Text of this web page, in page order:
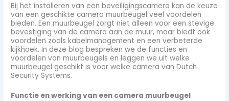
Bij het installeren van een beveiligingscamera kan de keuze
van een geschikte camera muurbeugel veel voordelen
bieden. Een muurbeugel zorgt niet alleen voor een stevige
bevestiging van de camera aan de muur, maar biedt ook
voordelen zoals kabelmanagement en een verbeterde
kijkhoek. In deze blog bespreken we de functies en
voordelen van muurbeugels en leggen we uit welke
muurbeugel geschikt is voor welke camera van Dutch
Security Systems.
Functie en werking van een camera muurbeugel